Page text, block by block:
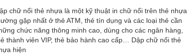
chữ nổi thẻ nhựa là một kỹ thuật in chữ nổi trên thẻ nhựa,
gặp nhất ở thẻ ATM, thẻ tín dụng và các loại thẻ cần
chức năng thông minh cao, dùng cho các ngân hàng,
thành viên VIP, thẻ bảo hành cao cấp… Dập chữ nổi thẻ
hiện